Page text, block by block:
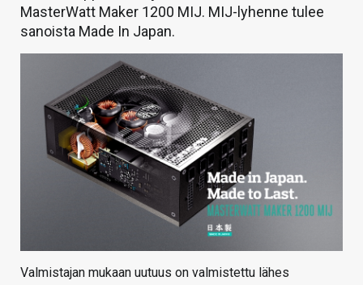
MasterWatt Maker 1200 MIJ. MIJ-lyhenne tulee
sanoista Made In Japan.
Valmistajan mukaan uutuus on valmistettu lähes